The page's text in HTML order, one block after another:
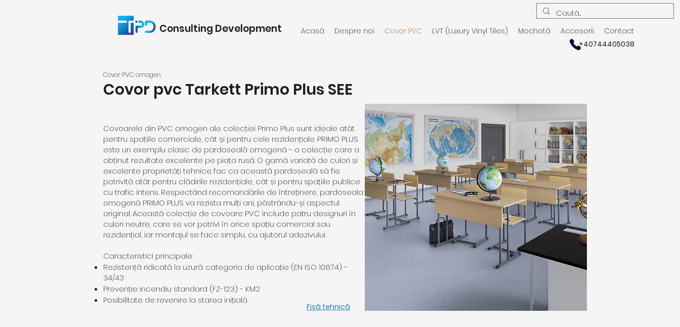
Consulting Development Acasă Despre noi Covor PVC LVT (Luxury Vinyl Tiles) Mochetă Accesorii
Contact
+40744405038
Covor pvc Tarkett Primo Plus SEE
Covor PVC omogen
Covoarele din PVC omogen ale colecției Primo Plus sunt ideale atât
pentru spațiile comerciale, cât și pentru cele rezidențiale. PRIMO PLUS
este un exemplu clasic de pardoseală omogenă - o colecție care a
obținut rezultate excelente pe piața rusă. O gamă variată de culori și
excelente proprietăți tehnice fac ca această pardoseală să fie
potrivită atât pentru clădirile rezidențiale, cât și pentru spațiile publice
cu trafic intens. Respectând recomandările de întreținere, pardoseala
omogenă PRIMO PLUS va rezista mulți ani, păstrându-și aspectul
original. Această colecție de covoare PVC include patru designuri în
culori neutre, care se vor potrivi în orice spațiu comercial sau
rezidențial, iar montajul se face simplu, cu ajutorul adezivului.
Caracteristici principale:
Rezistență ridicată la uzură: categoria de aplicație (EN ISO 10874) -
34/43
Prevenție incendiu standard (FZ-123) - KM2
Posibilitate de revenire la starea inițială
Fișă tehnică